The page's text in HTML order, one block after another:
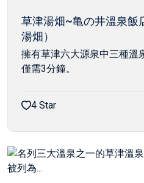
草津湯畑~亀の井溫泉飯
湯畑）
擁有草津六大源泉中三種溫
僅需3分鐘。
4 Star